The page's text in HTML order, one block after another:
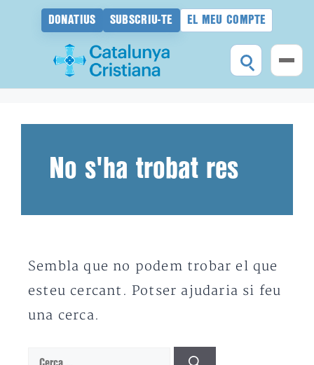
DONATIUS SUBSCRIU-TE EL MEU COMPTE
No s'ha trobat res
Sembla que no podem trobar el que
esteu cercant. Potser ajudaria si feu
una cerca.
Cerca: